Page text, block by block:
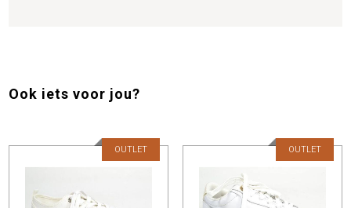
Ook iets voor jou?
OUTLET OUTLET